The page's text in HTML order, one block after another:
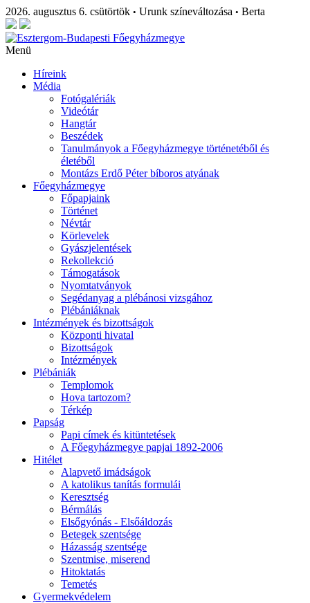
2026. augusztus 6. csütörtök • Urunk színeváltozása • Berta
Menü
Híreink
Média
Fotógalériák
Videótár
Hangtár
Beszédek
Tanulmányok a Főegyházmegye történetéből és
életéből
Montázs Erdő Péter bíboros atyának
Főegyházmegye
Főpapjaink
Történet
Névtár
Körlevelek
Gyászjelentések
Rekollekció
Támogatások
Nyomtatványok
Segédanyag a plébánosi vizsgához
Plébániáknak
Intézmények és bizottságok
Központi hivatal
Bizottságok
Intézmények
Plébániák
Templomok
Hova tartozom?
Térkép
Papság
Papi címek és kitüntetések
A Főegyházmegye papjai 1892-2006
Hitélet
Alapvető imádságok
A katolikus tanítás formulái
Keresztség
Bérmálás
Elsőgyónás - Elsőáldozás
Betegek szentsége
Házasság szentsége
Szentmise, miserend
Hitoktatás
Temetés
Gyermekvédelem